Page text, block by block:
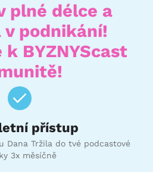
plné délce a
v podnikání!
BYZNYScast
přístup
Dana Tržila do tvé podcastové
3x měsíčně